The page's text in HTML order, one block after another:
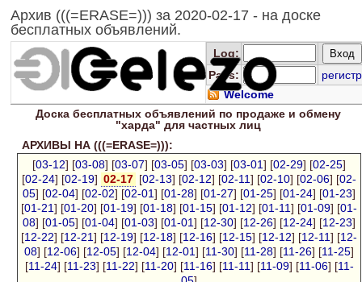
Архив (((=ERASE=))) за 2020-02-17 - на доске
бесплатных объявлений.
Log:
Pass:
регистр
Welcome
Доска бесплатныхобъявлений по продаже и обмену
"харда" для частных лиц
АРХИВЫ НА (((=ERASE=))):
[03-12] [03-08] [03-07] [03-05] [03-03] [03-01] [02-29] [02-25]
[02-24] [02-19] 02-17 [02-13] [02-12] [02-11] [02-10] [02-06] [02-
05] [02-04] [02-02] [02-01] [01-28] [01-27] [01-25] [01-24] [01-23]
[01-21] [01-20] [01-19] [01-18] [01-15] [01-12] [01-11] [01-09] [01-
08] [01-05] [01-04] [01-03] [01-01] [12-30] [12-26] [12-24] [12-23]
[12-22] [12-21] [12-19] [12-18] [12-16] [12-15] [12-12] [12-11] [12-
08] [12-06] [12-05] [12-04] [12-01] [11-30] [11-28] [11-26] [11-25]
[11-24] [11-23] [11-22] [11-20] [11-16] [11-11] [11-09] [11-06] [11-